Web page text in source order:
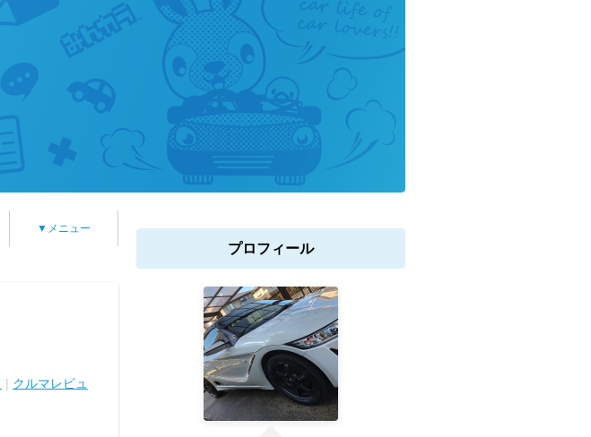
▼メニュー
| クルマレビュ
プロフィール